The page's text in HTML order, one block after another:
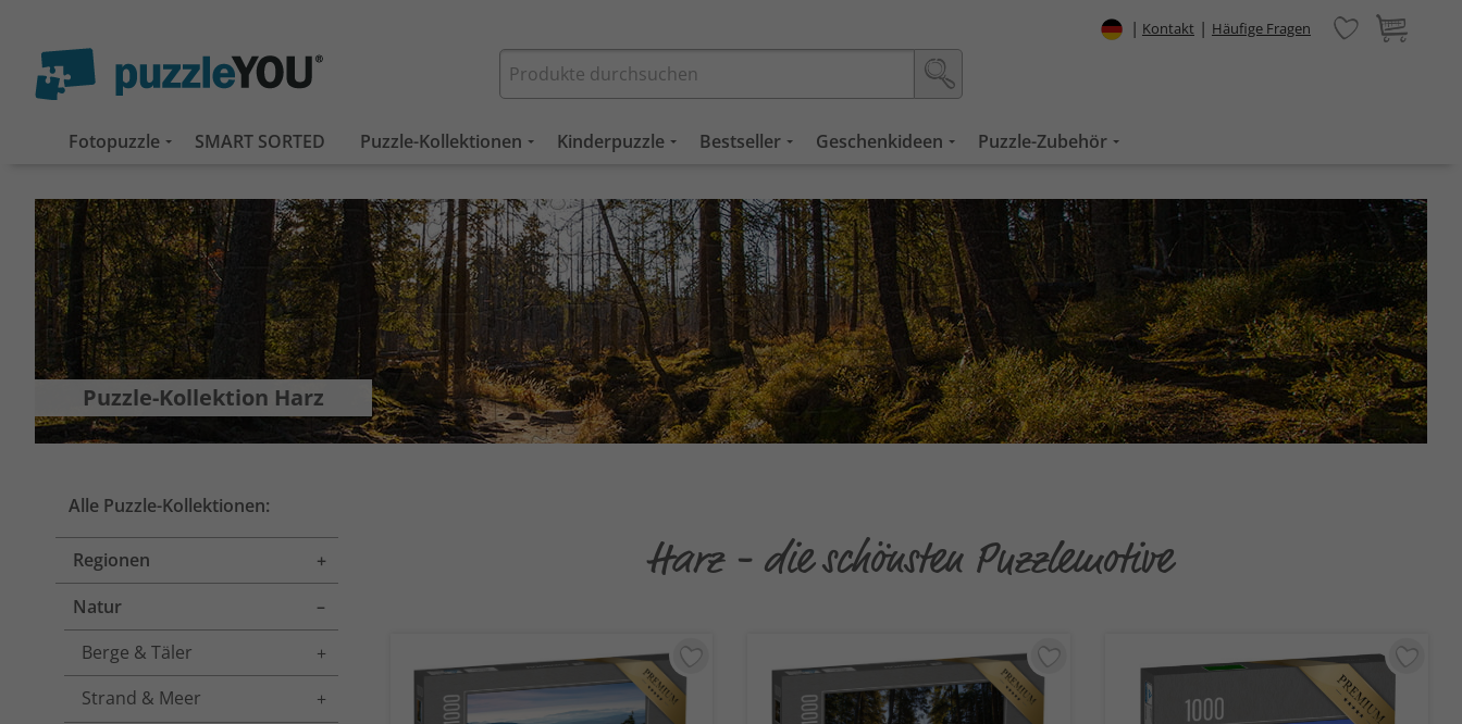
| Kontakt | Häufige Fragen
Fotopuzzle SMART SORTED Puzzle-Kollektionen Kinderpuzzle Bestseller Geschenkideen Puzzle-Zubehör
Puzzle-Kollektion Harz
Alle Puzzle-Kollektionen:
Regionen
Toggle menu
Natur
Toggle menu
Berge & Täler
Toggle menu
Strand & Meer
Toggle menu
Harz - die schönsten Puzzlemotive